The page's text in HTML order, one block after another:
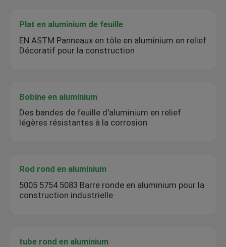
Plat en aluminium de feuille
EN ASTM Panneaux en tôle en aluminium en relief
Décoratif pour la construction
Bobine en aluminium
Des bandes de feuille d'aluminium en relief
légères résistantes à la corrosion
Rod rond en aluminium
5005 5754 5083 Barre ronde en aluminium pour la
construction industrielle
tube rond en aluminium